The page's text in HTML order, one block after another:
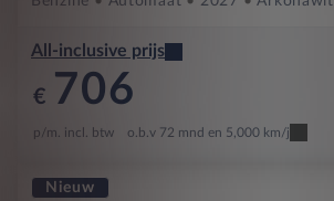
All-inclusive prijs
€ 706
p/m. incl. btw o.b.v 72 mnd en 5,000 km/j
Nieuw